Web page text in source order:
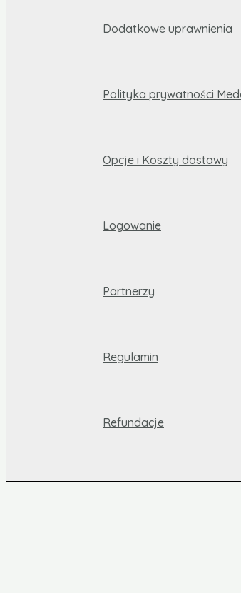
Dodatkowe uprawnienia
Polityka prywatności
Opcje i Koszty dostawy
Logowanie
Partnerzy
Regulamin
Refundacje